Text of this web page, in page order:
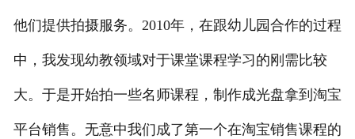
他们提供拍摄服务。2010年，在跟幼儿园合作的过程
中，我发现幼教领域对于课堂课程学习的刚需比较
大。于是开始拍一些名师课程，制作成光盘拿到淘宝
平台销售。无意中我们成了第一个在淘宝销售课程的